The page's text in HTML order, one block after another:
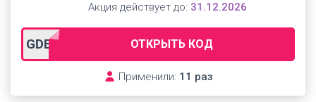
GDESLON ОТКРЫТЬ КОД
Применили: 11 раз
Акция действует до: 31.12.2026